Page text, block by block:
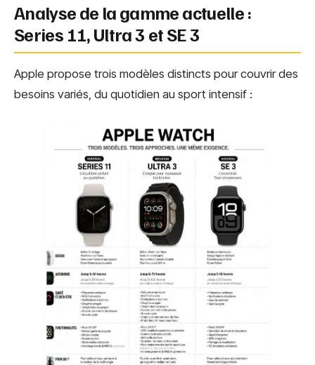
Analyse de la gamme actuelle :
Series 11, Ultra 3 et SE 3
Apple propose trois modèles distincts pour couvrir des
besoins variés, du quotidien au sport intensif :